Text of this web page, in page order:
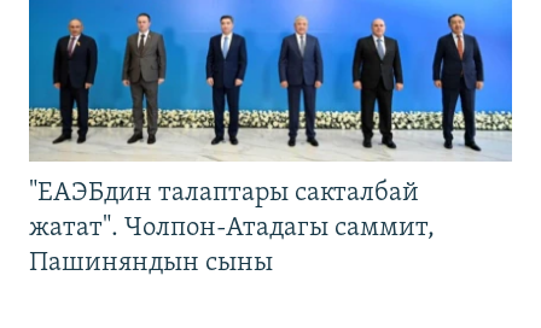
"ЕАЭБдин талаптары сакталбай
жатат". Чолпон-Атадагы саммит,
Пашиняндын сыны